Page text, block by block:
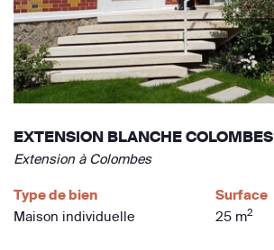
EXTENSION BLANCHE COLOMBES
Extension à Colombes
Type de bien
Maison individuelle
Surface
25 m2